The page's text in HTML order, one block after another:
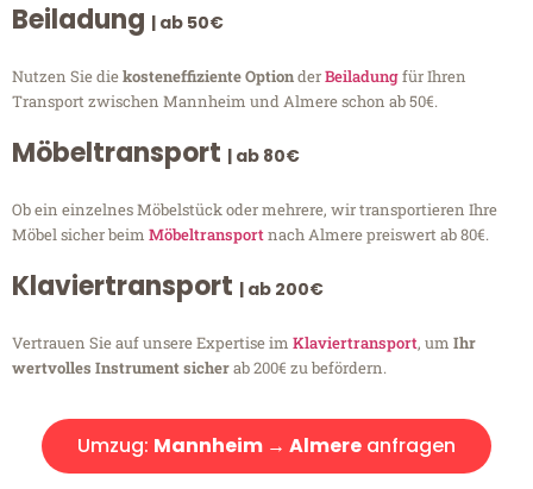
Beiladung | ab 50€
Nutzen Sie diekosteneffiziente OptionderBeiladungfür Ihren
Transport zwischen Mannheim und Almere schon ab 50€.
Möbeltransport | ab 80€
Ob ein einzelnes Möbelstück oder mehrere, wir transportieren Ihre
Möbel sicher beim Möbeltransportnach Almere preiswert ab 80€.
Klaviertransport | ab 200€
Vertrauen Sie auf unsere Expertise im Klaviertransport, um Ihr
wertvolles Instrument sicherab 200€ zu befördern.
Umzug: Mannheim → Almere anfragen